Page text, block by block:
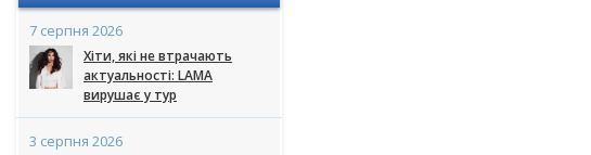
7 серпня 2026
Хіти, які не втрачають
актуальності: LAMA
вирушає у тур
3 серпня 2026